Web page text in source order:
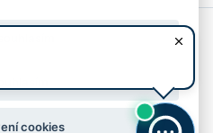
Prohlášení o používání cookies
cookies